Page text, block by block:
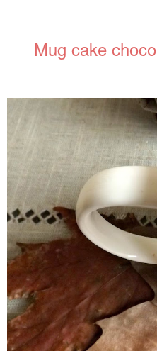
Mug cake